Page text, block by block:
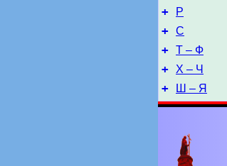
+ Р
+ С
+ Т – Ф
+ Х – Ч
+ Ш – Я